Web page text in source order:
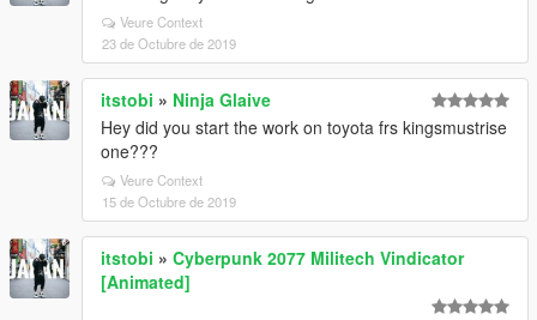
Veure Context
23 de Octubre de 2019
itstobi » Ninja Glaive
Hey did you start the work on toyota frs kingsmustrise
one???
Veure Context
15 de Octubre de 2019
itstobi » Cyberpunk 2077 Militech Vindicator
[Animated]